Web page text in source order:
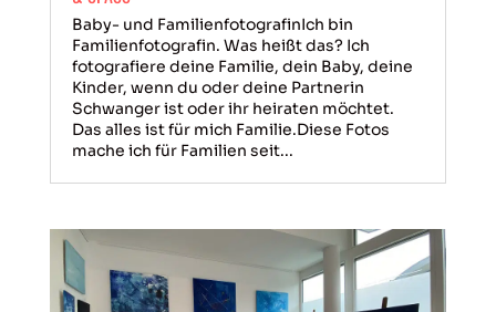
Baby- und FamilienfotografinIch bin
Familienfotografin. Was heißt das? Ich
fotografiere deine Familie, dein Baby, deine
Kinder, wenn du oder deine Partnerin
Schwanger ist oder ihr heiraten möchtet.
Das alles ist für mich Familie.Diese Fotos
mache ich für Familien seit...